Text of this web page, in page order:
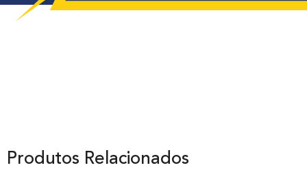
Produtos Relacionados